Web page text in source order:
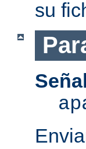
su